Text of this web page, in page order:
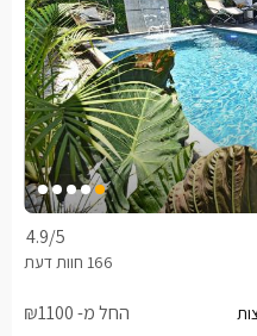
4.9/5
החל מ- ₪1100